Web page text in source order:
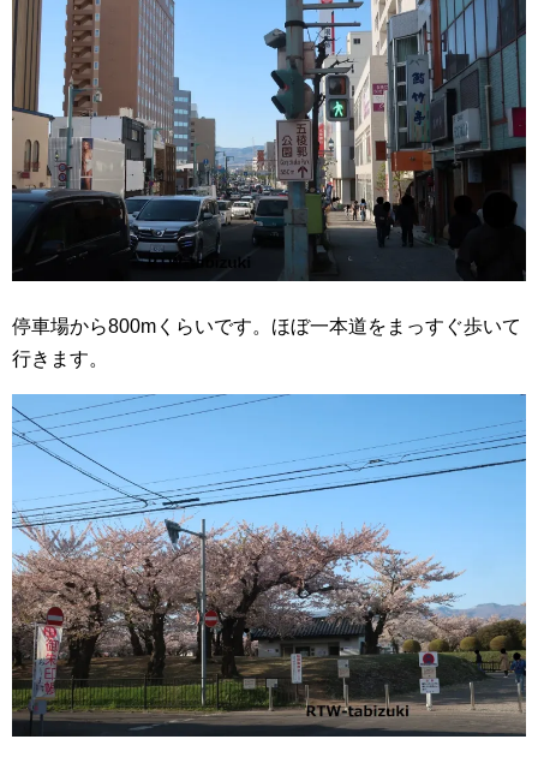
停車場から800mくらいです。ほぼ一本道をまっすぐ歩いて
行きます。